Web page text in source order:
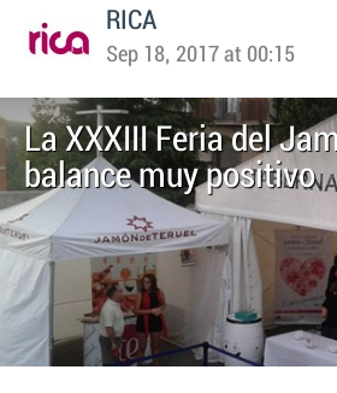
RICA
Sep 18, 2017 at 00:15
La XXXIII Feria del
balance muy positivo